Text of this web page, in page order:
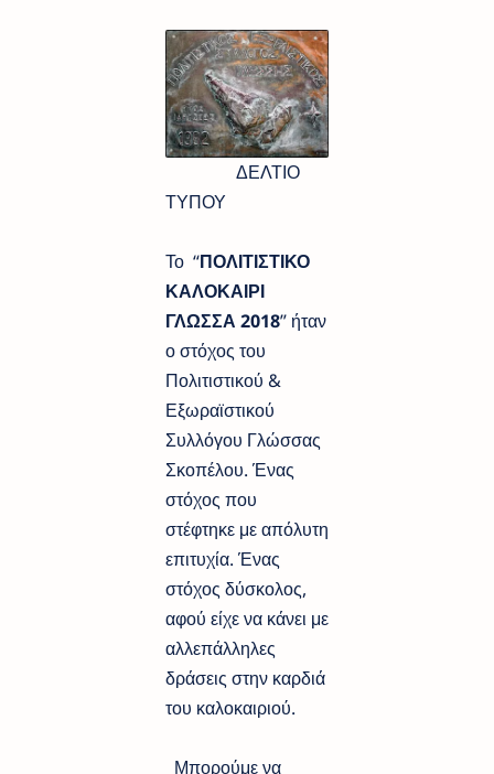
ΔΕΛΤΙΟ
ΤΥΠΟΥ
Το “ΠΟΛΙΤΙΣΤΙΚΟ
ΚΑΛΟΚΑΙΡΙ
ΓΛΩΣΣΑ 2018” ήταν
ο στόχος του
Πολιτιστικού &
Εξωραϊστικού
Συλλόγου Γλώσσας
Σκοπέλου. Ένας
στόχος που
στέφτηκε με απόλυτη
επιτυχία. Ένας
στόχος δύσκολος,
αφού είχε να κάνει με
αλλεπάλληλες
δράσεις στην καρδιά
του καλοκαιριού.
Μπορούμε να